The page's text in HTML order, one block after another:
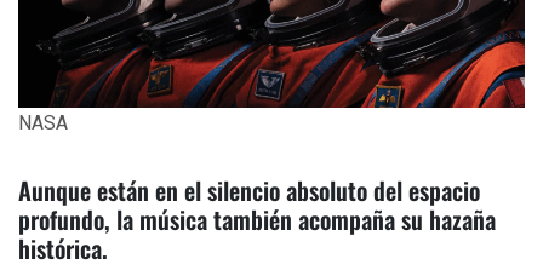
NASA
Aunque están en el silencio absoluto del espacio
profundo, la música también acompaña su hazaña
histórica.